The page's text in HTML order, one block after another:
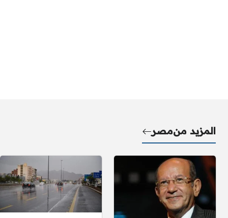
المزيد منمصر